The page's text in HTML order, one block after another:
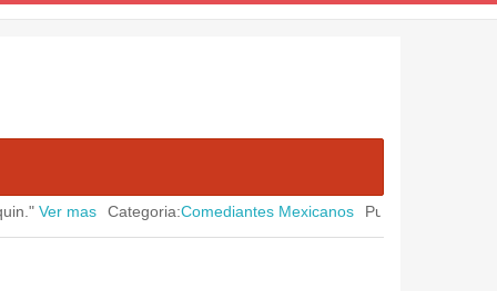
Categoria:Comediantes Mexicanos Publicado en: